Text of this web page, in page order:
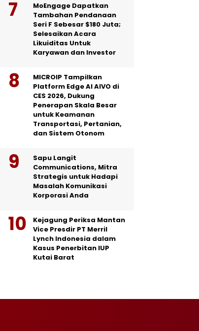
MoEngage Dapatkan
Tambahan Pendanaan
Seri F Sebesar $180 Juta;
Selesaikan Acara
Likuiditas Untuk
Karyawan dan Investor
MICROIP Tampilkan
Platform Edge AI AIVO di
CES 2026, Dukung
Penerapan Skala Besar
untuk Keamanan
Transportasi, Pertanian,
dan Sistem Otonom
Sapu Langit
Communications, Mitra
Strategis untuk Hadapi
Masalah Komunikasi
Korporasi Anda
Kejagung Periksa Mantan
Vice Presdir PT Merril
Lynch Indonesia dalam
Kasus Penerbitan IUP
Kutai Barat